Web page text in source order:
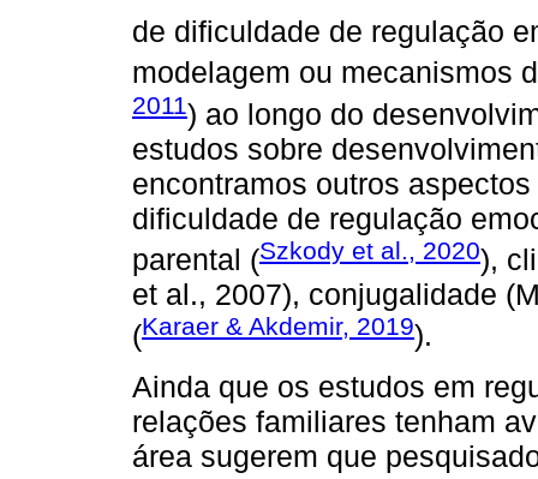
de dificuldade de regulação
modelagem ou mecanismos
2011) ao longo do
estudos sobre
encontramos outros
dificuldade de regulação
parental (Szkody et al., 2020),
et al., 2007), conjugalidade
(Karaer & Akdemir, 2019).
Ainda que os estudos em
relações familiares tenham
área sugerem que